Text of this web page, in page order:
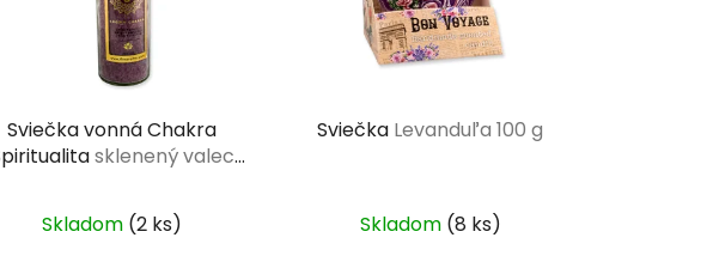
k
Sviečka vonná Chakra
sklenený valec
Skladom (2 ks)
Sviečka Levanduľa 100 g
Skladom (8 ks)